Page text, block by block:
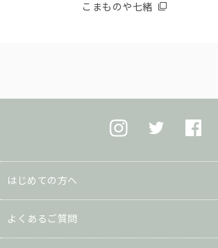
こまものや七緒
はじめての方へ
よくあるご質問